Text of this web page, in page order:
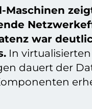
Maschinen
war
In virtualisierten
dauert der